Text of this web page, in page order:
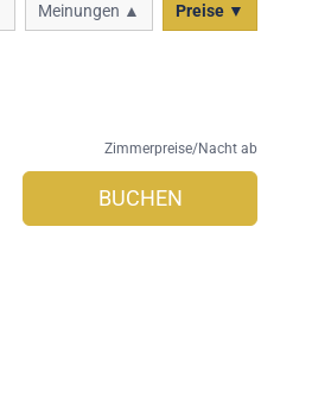
Meinungen ▲ Preise ▼
Zimmerpreise/Nacht ab
BUCHEN